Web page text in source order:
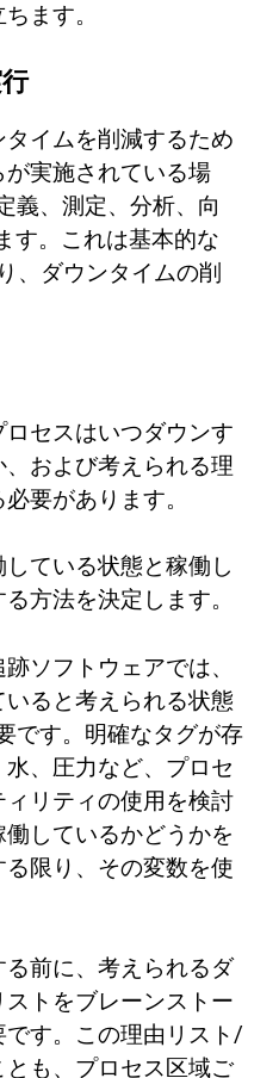
ます。
イムを削減するため
実施されている場
義、測定、分析、向
す。これは基本的な
、ダウンタイムの削
セスはいつダウンす
および考えられる理
要があります。
ている状態と稼働し
方法を決定します。
ソフトウェアでは、
ると考えられる状態
です。明確なタグが存
、圧力など、プロセ
リティの使用を検討
しているかどうかを
限り、その変数を使
前に、考えられるダ
トをブレーンストー
です。この理由リスト/
も、プロセス区域ご